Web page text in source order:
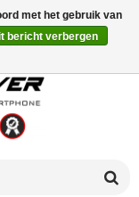
met het gebruik van
bericht verbergen